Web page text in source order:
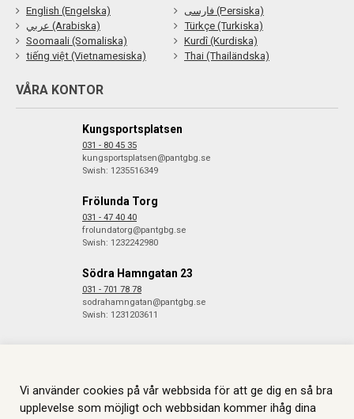
English (Engelska)
فارسی (Persiska)
عربي (Arabiska)
Türkçe (Turkiska)
Soomaali (Somaliska)
Kurdî (Kurdiska)
tiếng việt (Vietnamesiska)
Thai (Thailändska)
VÅRA KONTOR
Kungsportsplatsen
031 - 80 45 35
kungsportsplatsen@pantgbg.se
Swish: 1235516349
Frölunda Torg
031 - 47 40 40
frolundatorg@pantgbg.se
Swish: 1232242980
Södra Hamngatan 23
031 - 701 78 78
sodrahamngatan@pantgbg.se
Swish: 1231203611
© 2026 Göteborgs Pantbank. Alla rättigheter reserverade. Information
om Cookies.Skapas i samarbete medJGL.
Vi använder cookies på vår webbsida för att ge dig en så bra
upplevelse som möjligt och webbsidan kommer ihåg dina